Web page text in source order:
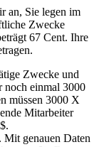
an, Sie legen im
Zwecke
67 Cent. Ihre
Zwecke und
noch einmal 3000
müssen 3000 X
Mitarbeiter
Mit genauen Daten